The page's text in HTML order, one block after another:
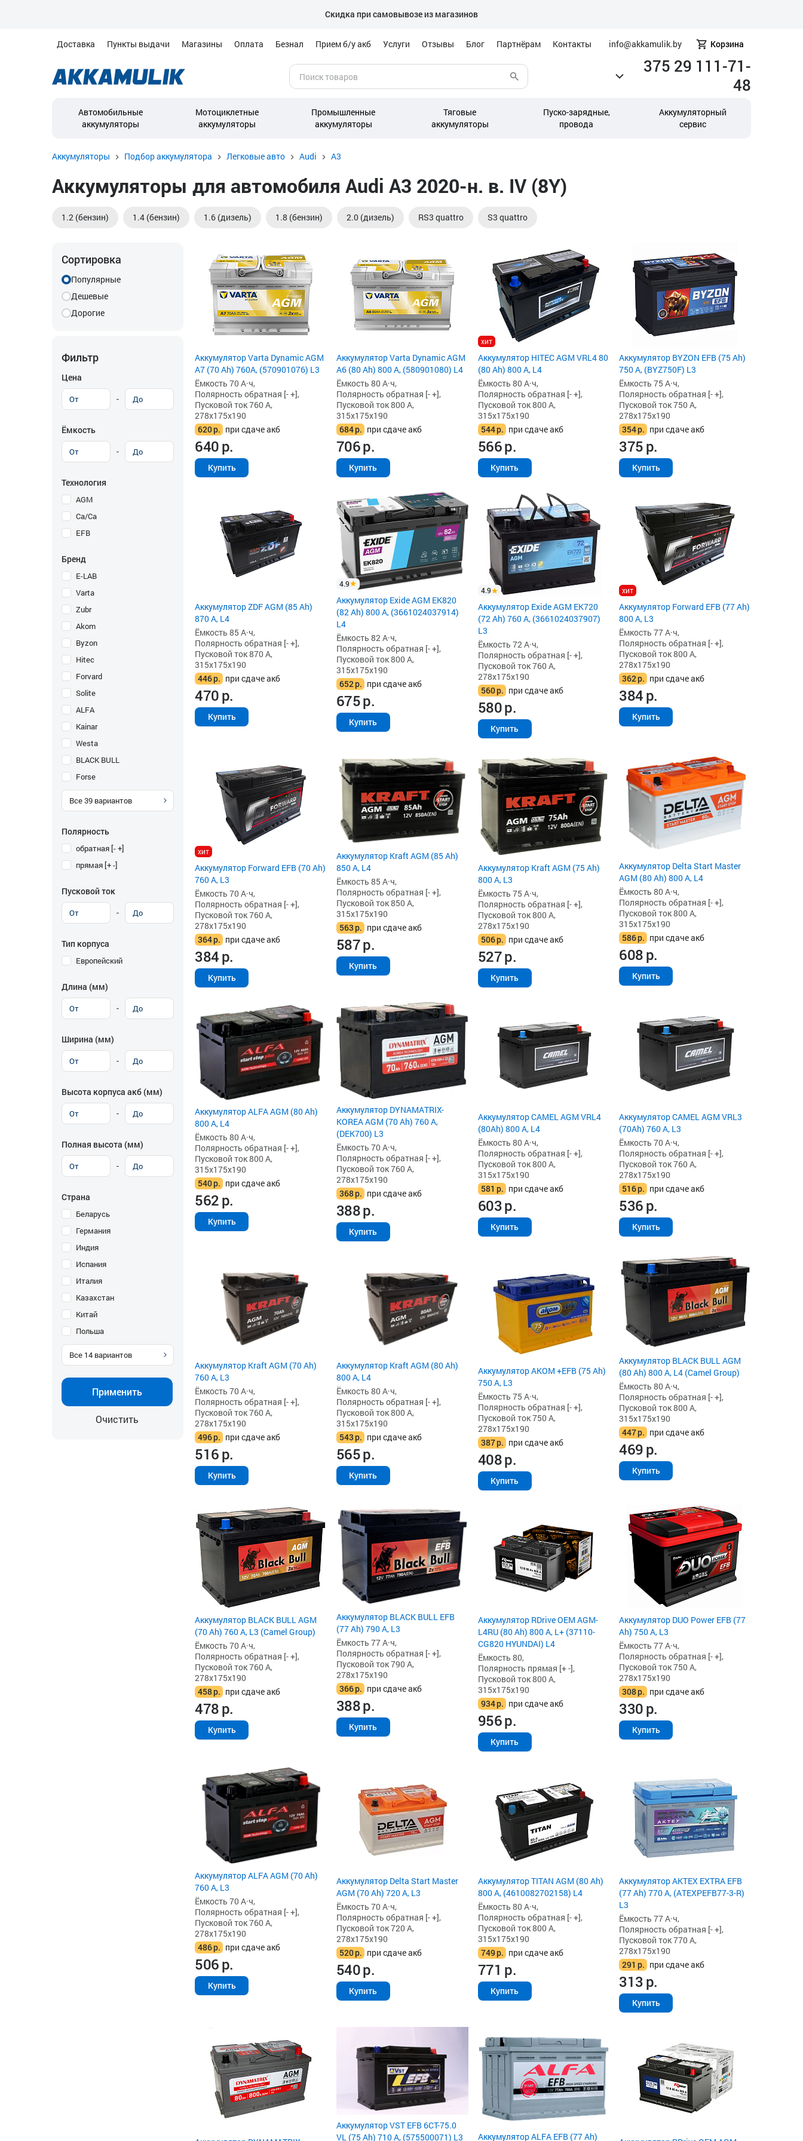
Скидка при самовывозе из магазинов
Доставка Пункты выдачи Магазины Оплата Безнал Прием б/у акб Услуги Отзывы Блог Партнёрам Контакты info@akkamulik.by Корзина
375 29 111-71-
48
Автомобильные
аккумуляторы
Мотоциклетные
аккумуляторы
Промышленные
аккумуляторы
Тяговые
аккумуляторы
Пуско-зарядные,
провода
Аккумуляторный
сервис
Аккумуляторы Подбор аккумулятора Легковые авто Audi A3
Аккумуляторы для автомобиля Audi A3 2020-н. в. IV (8Y)
1.2 (бензин) 1.4 (бензин) 1.6 (дизель) 1.8 (бензин) 2.0 (дизель) RS3 quattro S3 quattro
Сортировка
Популярные
Дешевые
Дорогие
Фильтр
Цена
-
Ёмкость
-
Технология
AGM
Ca/Ca
EFB
Бренд
E-LAB
Varta
Zubr
Akom
Byzon
Hitec
Forvard
Solite
ALFA
Kainar
Westa
BLACK BULL
Forse
Все39 вариантов
Полярность
обратная [- +]
прямая [+ -]
Пусковой ток
-
Тип корпуса
Европейский
Длина (мм)
-
Ширина (мм)
-
Высота корпуса акб (мм)
-
Полная высота (мм)
-
Страна
Беларусь
Германия
Индия
Испания
Италия
Казахстан
Китай
Польша
Все 14 вариантов
Применить
Очистить
Аккумулятор Varta Dynamic AGM
A7 (70 Ah) 760A, (570901076) L3
Ёмкость 70 А·ч,
Полярность обратная [- +],
Пусковой ток 760 А,
278x175x190
620р. при сдаче акб
640р.
Купить
Аккумулятор Varta Dynamic AGM
A6 (80 Ah) 800 А, (580901080) L4
Ёмкость 80 А·ч,
Полярность обратная [- +],
Пусковой ток 800 А,
315x175x190
684р. при сдаче акб
706р.
Купить
хит
Аккумулятор HITEC AGM VRL4 80
(80 Ah) 800 А, L4
Ёмкость 80 А·ч,
Полярность обратная [- +],
Пусковой ток 800 А,
315x175x190
544р. при сдаче акб
566р.
Купить
Аккумулятор BYZON EFB (75 Ah)
750 А, (BYZ750F) L3
Ёмкость 75 А·ч,
Полярность обратная [- +],
Пусковой ток 750 А,
278x175x190
354р. при сдаче акб
375р.
Купить
Аккумулятор ZDF AGM (85 Ah)
870 А, L4
Ёмкость 85 А·ч,
Полярность обратная [- +],
Пусковой ток 870 А,
315x175x190
446р. при сдаче акб
470р.
Купить
4.9
Аккумулятор Exide AGM EK820
(82 Ah) 800 А, (3661024037914)
L4
Ёмкость 82 А·ч,
Полярность обратная [- +],
Пусковой ток 800 А,
315x175x190
652р. при сдаче акб
675р.
Купить
4.9
Аккумулятор Exide AGM EK720
(72 Ah) 760 А, (3661024037907)
L3
Ёмкость 72 А·ч,
Полярность обратная [- +],
Пусковой ток 760 А,
278x175x190
560р. при сдаче акб
580р.
Купить
хит
Аккумулятор Forward EFB (77 Ah)
800 А, L3
Ёмкость 77 А·ч,
Полярность обратная [- +],
Пусковой ток 800 А,
278x175x190
362р. при сдаче акб
384р.
Купить
хит
Аккумулятор Forward EFB (70 Ah)
760 А, L3
Ёмкость 70 А·ч,
Полярность обратная [- +],
Пусковой ток 760 А,
278x175x190
364р. при сдаче акб
384р.
Купить
Аккумулятор Kraft AGM (85 Ah)
850 А, L4
Ёмкость 85 А·ч,
Полярность обратная [- +],
Пусковой ток 850 А,
315x175x190
563р. при сдаче акб
587р.
Купить
Аккумулятор Kraft AGM (75 Ah)
800 А, L3
Ёмкость 75 А·ч,
Полярность обратная [- +],
Пусковой ток 800 А,
278x175x190
506р. при сдаче акб
527р.
Купить
Аккумулятор Delta Start Master
AGM (80 Ah) 800 А, L4
Ёмкость 80 А·ч,
Полярность обратная [- +],
Пусковой ток 800 А,
315x175x190
586р. при сдаче акб
608р.
Купить
Аккумулятор ALFA AGM (80 Ah)
800 А, L4
Ёмкость 80 А·ч,
Полярность обратная [- +],
Пусковой ток 800 А,
315x175x190
540р. при сдаче акб
562р.
Купить
Аккумулятор DYNAMATRIX-
KOREA AGM (70 Ah) 760 А,
(DEK700) L3
Ёмкость 70 А·ч,
Полярность обратная [- +],
Пусковой ток 760 А,
278x175x190
368р. при сдаче акб
388р.
Купить
Аккумулятор CAMEL AGM VRL4
(80Ah) 800 А, L4
Ёмкость 80 А·ч,
Полярность обратная [- +],
Пусковой ток 800 А,
315x175x190
581 р. при сдаче акб
603р.
Купить
Аккумулятор CAMEL AGM VRL3
(70Ah) 760 А, L3
Ёмкость 70 А·ч,
Полярность обратная [- +],
Пусковой ток 760 А,
278x175x190
516р. при сдаче акб
536р.
Купить
Аккумулятор Kraft AGM (70 Ah)
760 А, L3
Ёмкость 70 А·ч,
Полярность обратная [- +],
Пусковой ток 760 А,
278x175x190
496р. при сдаче акб
516р.
Купить
Аккумулятор Kraft AGM (80 Ah)
800 А, L4
Ёмкость 80 А·ч,
Полярность обратная [- +],
Пусковой ток 800 А,
315x175x190
543р. при сдаче акб
565р.
Купить
Аккумулятор AKOM +EFB (75 Ah)
750 А, L3
Ёмкость 75 А·ч,
Полярность обратная [- +],
Пусковой ток 750 А,
278x175x190
387р. при сдаче акб
408р.
Купить
Аккумулятор BLACK BULL AGM
(80 Ah) 800 А, L4 (Camel Group)
Ёмкость 80 А·ч,
Полярность обратная [- +],
Пусковой ток 800 А,
315x175x190
447р. при сдаче акб
469р.
Купить
Аккумулятор BLACK BULL AGM
(70 Ah) 760 А, L3 (Camel Group)
Ёмкость 70 А·ч,
Полярность обратная [- +],
Пусковой ток 760 А,
278x175x190
458р. при сдаче акб
478р.
Купить
Аккумулятор BLACK BULL EFB
(77 Ah) 790 А, L3
Ёмкость 77 А·ч,
Полярность обратная [- +],
Пусковой ток 790 А,
278x175x190
366р. при сдаче акб
388р.
Купить
Аккумулятор RDrive OEM AGM-
L4RU (80 Ah) 800 А, L+ (37110-
CG820 HYUNDAI) L4
Ёмкость 80,
Полярность прямая [+ -],
Пусковой ток 800 А,
315x175x190
934р. при сдаче акб
956р.
Купить
Аккумулятор DUO Power EFB (77
Ah) 750 А, L3
Ёмкость 77 А·ч,
Полярность обратная [- +],
Пусковой ток 750 А,
278x175x190
308р. при сдаче акб
330р.
Купить
Аккумулятор ALFA AGM (70 Ah)
760 А, L3
Ёмкость 70 А·ч,
Полярность обратная [- +],
Пусковой ток 760 А,
278x175x190
486р. при сдаче акб
506р.
Купить
Аккумулятор Delta Start Master
AGM (70 Ah) 720 А, L3
Ёмкость 70 А·ч,
Полярность обратная [- +],
Пусковой ток 720 А,
278x175x190
520р. при сдаче акб
540р.
Купить
Аккумулятор TITAN AGM (80 Ah)
800 А, (4610082702158) L4
Ёмкость 80 А·ч,
Полярность обратная [- +],
Пусковой ток 800 А,
315x175x190
749р. при сдаче акб
771 р.
Купить
Аккумулятор AKTEX EXTRA EFB
(77 Ah) 770 А, (ATEXPEFB77-3-R)
L3
Ёмкость 77 А·ч,
Полярность обратная [- +],
Пусковой ток 770 А,
278x175x190
291 р. при сдаче акб
313р.
Купить
Аккумулятор VST EFB 6СТ-75.0
VL (75 Ah) 710 А, (575500071) L3
Аккумулятор ALFA EFB (77 Ah)